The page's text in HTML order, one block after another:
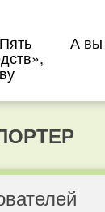
А вы